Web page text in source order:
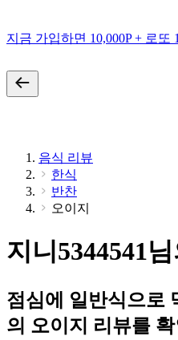
지금 가입하면 10,000P + 로또
음식 리뷰
한식
반찬
오이지
지니5344541
점심에 일반식으로
의 오이지 리뷰를